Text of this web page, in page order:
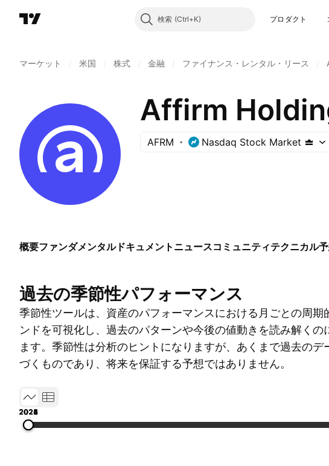
検索 プロダクト
マーケット 米国 株式 金融 ファイナンス・レンタル・リース
Affirm
AFRM Nasdaq Stock Market
概要ファンダメンタルドキュメント ニュースコミュニティテクニカル
過去の季節性パフォーマンス
季節性ツールは、資産のパフォーマンスにおける月ごとの周期
ンドを可視化し、過去のパターンや今後の値動きを読み解くの
ます。季節性は分析のヒントになりますが、あくまで過去のデ
づくものであり、将来を保証する予想ではありません。
2021
2022
2023
2024
2025
2026